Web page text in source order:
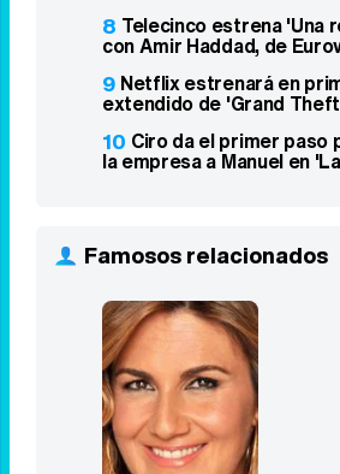
4 'Mediaset Infinity' tiene
contados: MFE la
plataforma europea
5 '¡Salta!' sube en Antena
noche del miércoles con
6Andrés comunica una
familia De la Reina en
Icardi como concursante
con Amir Haddad, de
9Netflix estrenará en
extendido de 'Grand Theft
10 Ciro da el primer paso
la empresa a Manuel en